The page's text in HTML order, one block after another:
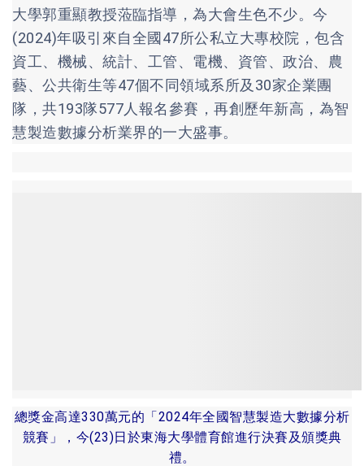
大學郭重顯教授蒞臨指導，為大會生色不少。今
(2024)年吸引來自全國47所公私立大專校院，包含
資工、機械、統計、工管、電機、資管、政治、農
藝、公共衛生等47個不同領域系所及30家企業團
隊，共193隊577人報名參賽，再創歷年新高，為智
慧製造數據分析業界的一大盛事。
總獎金高達330萬元的「2024年全國智慧製造大數據分析
競賽」，今(23)日於東海大學體育館進行決賽及頒獎典
禮。